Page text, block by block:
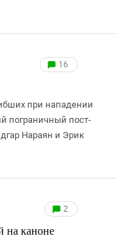
16
при нападении
пограничный пост-
Нараян и Эрик
2
на каноне